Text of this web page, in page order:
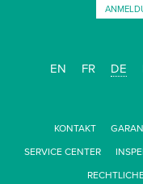
EN FR DE
KONTAKT
SERVICE CENTER